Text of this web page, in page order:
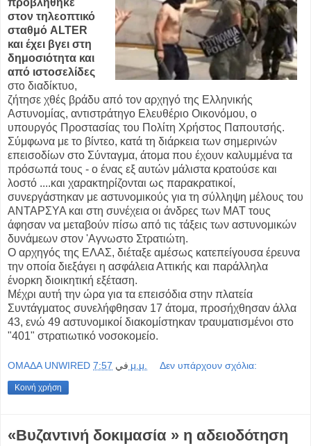
στον τηλεοπτικό
σταθμό ALTER
και έχει βγει στη
δημοσιότητα και
από ιστοσελίδες
στο διαδίκτυο,
ζήτησε χθές βράδυ από τον αρχηγό της Ελληνικής
Αστυνομίας, αντιστράτηγο Ελευθέριο Oικονόμου, ο
υπουργός Προστασίας του Πολίτη Χρήστος Παπουτσής.
Σύμφωνα με το βίντεο, κατά τη διάρκεια των σημερινών
επεισοδίων στο Σύνταγμα, άτομα που έχουν καλυμμένα τα
πρόσωπά τους - ο ένας εξ αυτών μάλιστα κρατούσε και
λοστό ....και χαρακτηρίζονται ως παρακρατικοί,
συνεργάστηκαν με αστυνομικούς για τη σύλληψη μέλους του
ΑΝΤΑΡΣΥΑ και στη συνέχεια οι άνδρες των ΜΑΤ τους
άφησαν να μεταβούν πίσω από τις τάξεις των αστυνομικών
δυνάμεων στον 'Αγνωστο Στρατιώτη.
Ο αρχηγός της ΕΛΑΣ, διέταξε αμέσως κατεπείγουσα έρευνα
την οποία διεξάγει η ασφάλεια Αττικής και παράλληλα
ένορκη διοικητική εξέταση.
Μέχρι αυτή την ώρα για τα επεισόδια στην πλατεία
Συντάγματος συνελήφθησαν 17 άτομα, προσήχθησαν άλλα
43, ενώ 49 αστυνομικοί διακομίστηκαν τραυματισμένοι στο
"401" στρατιωτικό νοσοκομείο.
OMAΔΑ UNWIRED في 7:57 μ.μ. Δεν υπάρχουν σχόλια:
Κοινή χρήση
«Βυζαντινή δοκιμασία » η αδειοδότηση